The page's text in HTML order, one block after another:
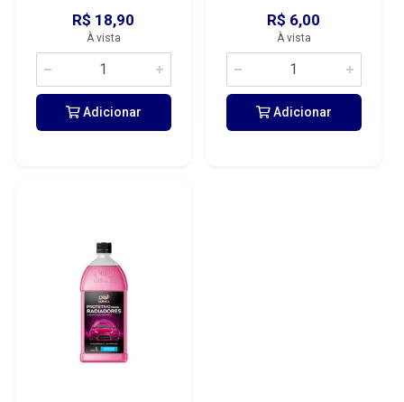
R$ 18,90
À vista
Adicionar
R$ 6,00
À vista
Adicionar